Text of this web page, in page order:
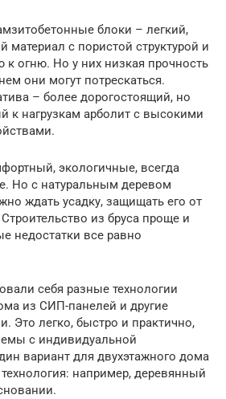
блоки – легкий,
материал с пористой структурой и
к огню. Но у них низкая прочность
они могут потрескаться.
– более дорогостоящий, но
к нагрузкам арболит с высокими
экологичные, всегда
Но с натуральным деревом
ждать усадку, защищать его от
из бруса проще и
недостатки все равно
себя разные технологии
из СИП-панелей и другие
Это легко, быстро и практично,
с индивидуальной
вариант для двухэтажного дома
например, деревянный